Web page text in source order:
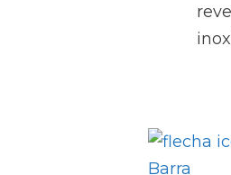
Barra